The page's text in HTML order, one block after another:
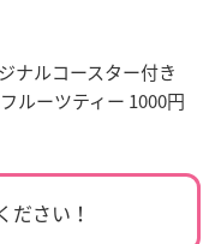
ナルコースター付き
ルーツティー 1000円
ださい！